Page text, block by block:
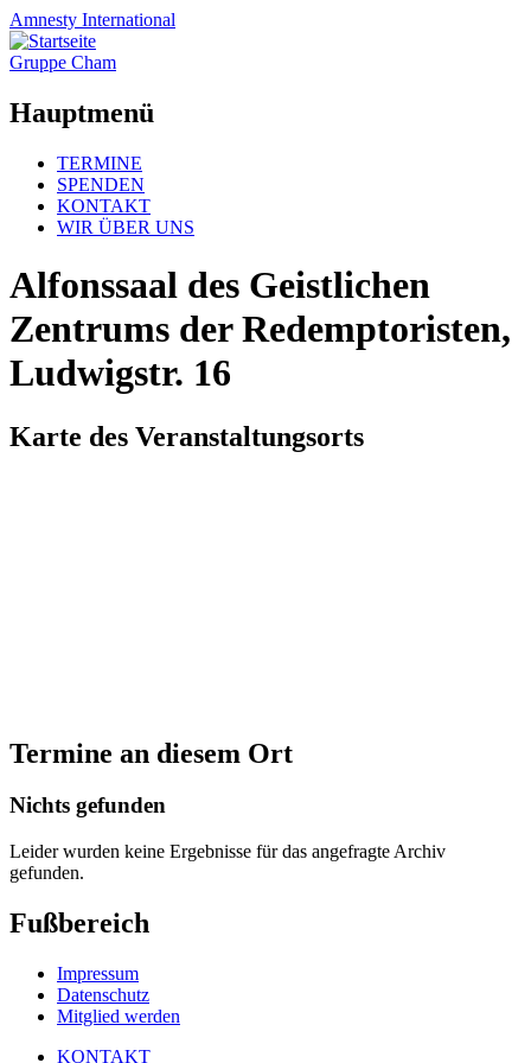
Amnesty International
Gruppe Cham
Hauptmenü
Zum
Inhalt
springen
TERMINE
SPENDEN
KONTAKT
WIR ÜBER UNS
Alfonssaal des Geistlichen
Zentrums der Redemptoristen,
Ludwigstr. 16
Karte des Veranstaltungsorts
Termine an diesem Ort
Nichts gefunden
Leider wurden keine Ergebnisse für das angefragte Archiv
gefunden.
Fußbereich
Impressum
Datenschutz
Mitglied werden
KONTAKT